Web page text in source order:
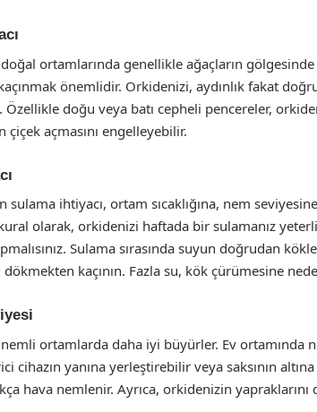
ortamlarında genellikle ağaçların
kaçınmak önemlidir. Orkidenizi, aydınlık fakat
doğu veya batı cepheli pencereler,
çiçek açmasını engelleyebilir.
sulama ihtiyacı, ortam sıcaklığına, nem
olarak, orkidenizi haftada bir sulamanız
Sulama sırasında suyun doğrudan
kaçının. Fazla su, kök çürümesine
ortamlarda daha iyi büyürler. Ev ortamında
cihazın yanına yerleştirebilir veya saksının
hava nemlenir. Ayrıca, orkidenizin